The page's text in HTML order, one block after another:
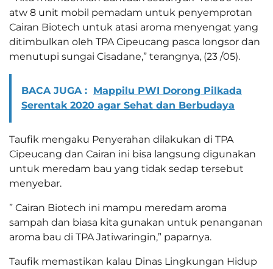
atw 8 unit mobil pemadam untuk penyemprotan
Cairan Biotech untuk atasi aroma menyengat yang
ditimbulkan oleh TPA Cipeucang pasca longsor dan
menutupi sungai Cisadane,” terangnya, (23 /05).
BACA JUGA : Mappilu PWI Dorong Pilkada
Serentak 2020 agar Sehat dan Berbudaya
Taufik mengaku Penyerahan dilakukan di TPA
Cipeucang dan Cairan ini bisa langsung digunakan
untuk meredam bau yang tidak sedap tersebut
menyebar.
” Cairan Biotech ini mampu meredam aroma
sampah dan biasa kita gunakan untuk penanganan
aroma bau di TPA Jatiwaringin,” paparnya.
Taufik memastikan kalau Dinas Lingkungan Hidup